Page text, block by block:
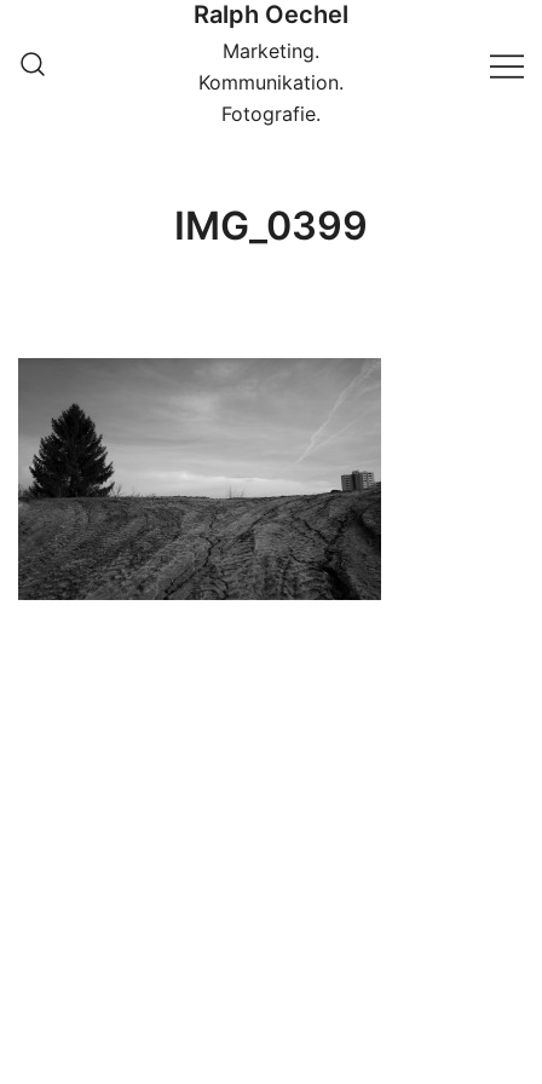
zum
Inhalt
Ralph Oechel
Marketing.
Kommunikation.
Fotografie.
IMG_0399